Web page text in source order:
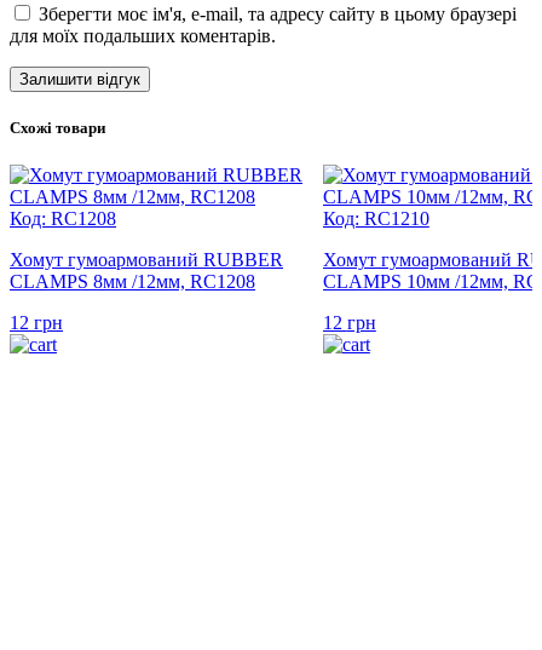
Зберегти моє ім'я, e-mail, та адресу сайту в цьому браузері
для моїх подальших коментарів.
Схожі товари
Код: RC1208
Хомут гумоармований RUBBER
CLAMPS 8мм /12мм, RC1208
12 грн
Код: RC1210
Хомут гумоармований
CLAMPS 10мм /12мм,
12 грн